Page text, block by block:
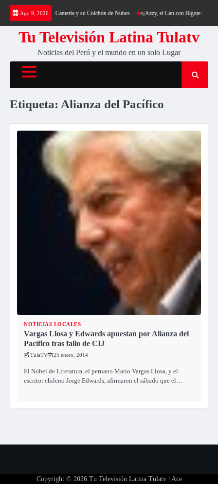
Saltar
contenido
Ago 9, 2026
Trekking al Cerro Cantería y su Colchón de Nubes «¡Azzy, el Can con Bigote: La
Tu Televisión Latina Tulatv
Noticias del Perú y el mundo en un solo Lugar
Etiqueta: Alianza del Pacífico
NOTICIAS LOCALES
Vargas Llosa y Edwards apuestan por Alianza del
Pacífico tras fallo de CIJ
TulaTV 25 enero, 2014
El Nobel de Literatura, el peruano Mario Vargas Llosa, y el
escritor chileno Jorge Edwards, afirmaron el sábado que el…
Copyright © 2026 Tu Televisión Latina Tulatv| Ace